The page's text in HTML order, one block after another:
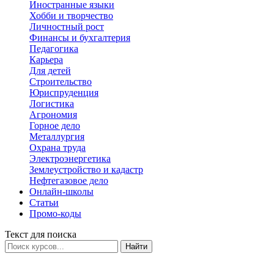
Иностранные языки
Хобби и творчество
Личностный рост
Финансы и бухгалтерия
Педагогика
Карьера
Для детей
Строительство
Юриспруденция
Логистика
Агрономия
Горное дело
Металлургия
Охрана труда
Электроэнергетика
Землеустройство и кадастр
Нефтегазовое дело
Онлайн-школы
Статьи
Промо-коды
Текст для поиска
Найти